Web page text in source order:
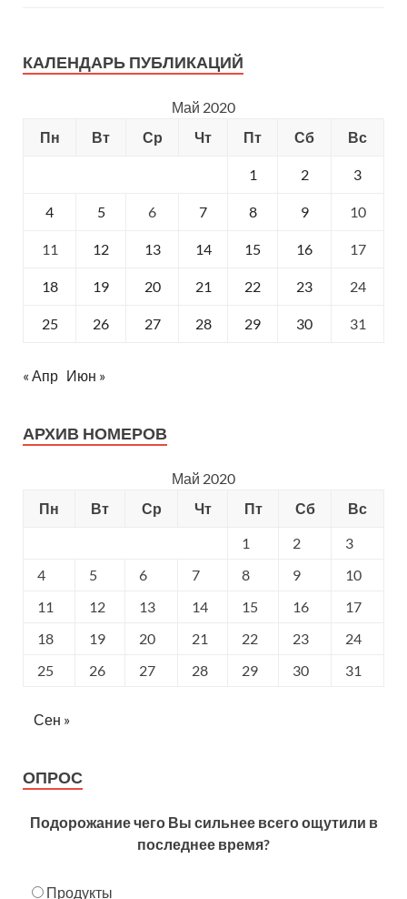
КАЛЕНДАРЬ ПУБЛИКАЦИЙ
Май 2020
Пн
Вт Ср Чт Пт Сб Вс
1 2 3
4 5 6 7 8 9 10
11 12 13 14 15 16 17
18 19 20 21 22 23 24
25 26 27 28 29 30 31
« Апр Июн »
АРХИВ НОМЕРОВ
Май 2020
Пн
Вт Ср Чт Пт Сб
Вс
1
2
3
4
5 6 7 8 9
10
11
12 13 14 15 16
17
18
19 20 21 22 23
24
25
26 27 28 29 30 31
Сен »
ОПРОС
Подорожание чего Вы сильнее всего ощутили в
последнее время?
Продукты